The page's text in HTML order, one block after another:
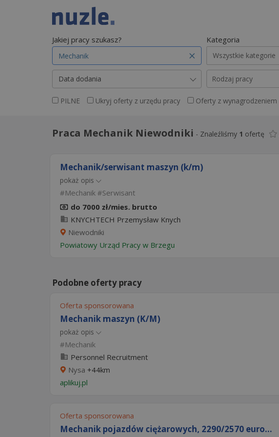
Jakiej pracy szukasz? Kategoria
Wszystkie kategorie
Data dodania Rodzaj pracy
PILNE Ukryj oferty z urzędu pracy Oferty z wynagrodzeniem
Praca Mechanik Niewodniki - Znaleźliśmy 1 ofertę
Mechanik/serwisant maszyn (k/m)
pokaż opis
Mechanik
Serwisant
do 7000 zł/mies. brutto
KNYCHTECH Przemysław Knych
Niewodniki
Powiatowy Urząd Pracy w Brzegu
Podobne oferty pracy
Oferta sponsorowana
Mechanik maszyn (K/M)
pokaż opis
Mechanik
Personnel Recruitment
Nysa +44km
aplikuj.pl
Oferta sponsorowana
Mechanik pojazdów ciężarowych, 2290/2570 euro...